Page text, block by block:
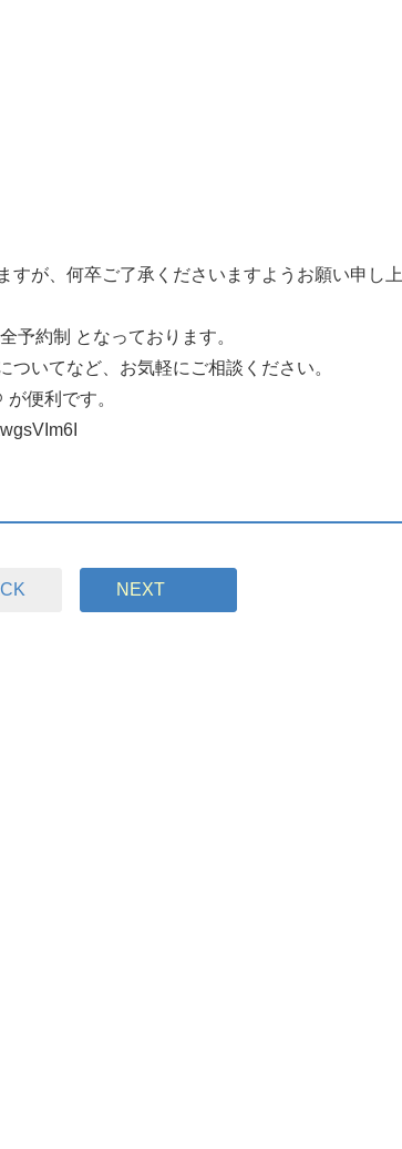
すが、何卒ご了承くださいますようお願い申し上
予約制 となっております。
ついてなど、お気軽にご相談ください。
便利です。
NEXT